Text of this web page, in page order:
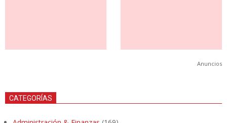
Anuncios
CATEGORÍAS